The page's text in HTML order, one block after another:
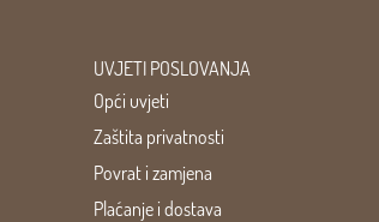
UVJETI POSLOVANJA
Opći uvjeti
Zaštita privatnosti
Povrat i zamjena
Plaćanje i dostava